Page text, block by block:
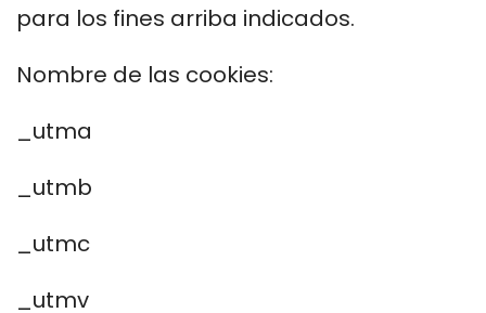
para los fines arriba indicados.
Nombre de las cookies:
_utma
_utmb
_utmc
_utmv